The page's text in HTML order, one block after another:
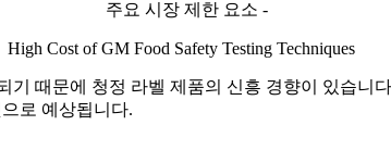
주요 시장 제한 요소 -
High Cost of GM Food Safety Testing Techniques
때문에 청정 라벨 제품의 신흥 경향이 있습니
로 예상됩니다.